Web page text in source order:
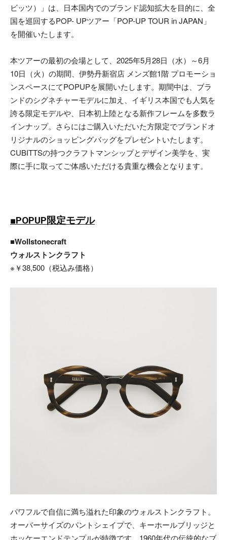
ビッツ）」は、日本国内でのブランド認知拡大を目的に、全
国を巡回するPOP- UPツアー「POP-UP TOUR in JAPAN」
を開催いたします。
本ツアーの最初の会場として、2025年5月28日（水）～6月
10日（火）の期間、伊勢丹新宿店 メンズ館1階 プロモーショ
ンスペースにてPOPUPを展開いたします。期間中は、ブラ
ンドのシグネチャーモデルに加え、イギリス本国でも人気を
誇る限定モデルや、日本初上陸となる新作フレームを多数ラ
インナップ。さらにはご購入いただいた方限定でブランドオ
リジナルのショッピングバッグをプレゼントいたします。
CUBITTSの持つクラフトマンシップとデザイン美学を、実
際に手に取ってご体感いただける貴重な機会となります。
■POPUP限定モデル
■Wollstonecraft
ウォルストンクラフト
※￥38,500（税込み価格）
パワフルで自信に満ち溢れた印象のウォルストンクラフト。
オーバーサイズのパントシェイプで、キーホールブリッジと
ホッケーエンドテンプルが特徴です。1960年代の伝統的なブ